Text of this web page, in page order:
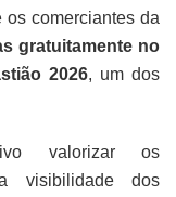
os comerciantes da
gratuitamente no
2026, um dos
valorizar os
visibilidade dos